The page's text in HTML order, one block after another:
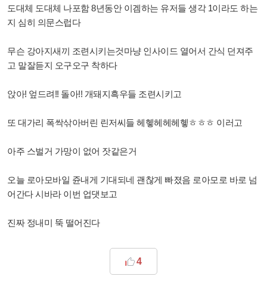
도대체 도대체 나포함 8년동안 이겜하는 유저들 생각 1이라도 하는
지 심히 의문스럽다
무슨 강아지새끼 조련시키는것마냥 인사이드 열어서 간식 던져주
고 말잘듣지 오구오구 착하다
앉아! 엎드려!! 돌아!! 개돼지흑우들 조련시키고
또 대가리 폭싹삮아버린 린저씨들 헤헿헤헤헤헿ㅎㅎㅎ 이러고
아주 스벌거 가망이 없어 잣같은거
오늘 로아모바일 쥰내게 기대되네 괜찮게 빠졌음 로아모로 바로 넘
어간다 시바라 이번 업댓보고
진짜 정내미 뚝 떨어진다
4